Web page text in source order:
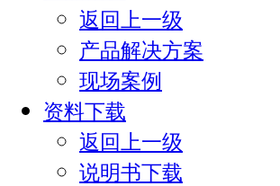
返回上一级
产品解决方案
现场案例
资料下载
返回上一级
说明书下载